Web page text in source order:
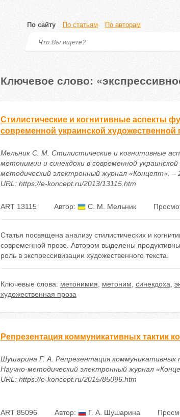
По сайту По статьям По авторам
Ключевое слово:
Стилистические и когнитивные аспекты
современной украинской художественной
Мельник С. М. Стилистические и когнитивные
метонимии и синекдохи в современной
методический электронный журнал «Концепт».
URL: https://e-koncept.ru/2013/13115.htm
ART 13115 Автор: С. М. Мельник
Статья посвящена анализу стилистических и
современной прозе. Автором выделены
роль в экспрессивизации художественного текста.
Ключевые слова: метонимия метоним синекдоха
художественная проза
Репрезентация коммуникативных тактик
Шушарина Г. А. Репрезентация
Научно-методический электронный журнал
URL: https://e-koncept.ru/2015/85096.htm
ART 85096 Автор: Г. А. Шушарина